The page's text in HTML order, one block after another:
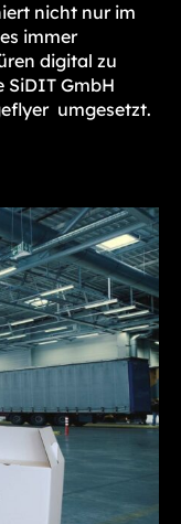
nicht nur im
immer
digital zu
SiDIT GmbH
umgesetzt.